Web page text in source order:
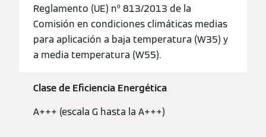
Reglamento (UE) nº 813/2013 de la
Comisión en condiciones climáticas medias
para aplicación a baja temperatura (W35) y
a media temperatura (W55).
Clase de Eficiencia Energética
A+++ (escala G hasta la A+++)